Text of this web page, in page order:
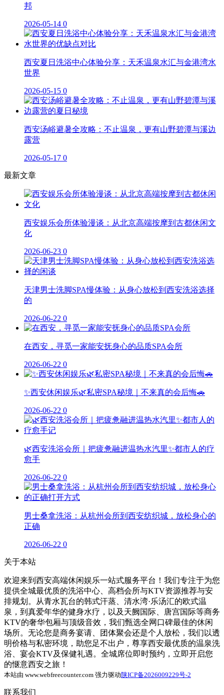
邦
2026-05-14 0
西安夏日洗浴中心体验分享：天禾温泉水汇与金港湾水
世界
2026-05-15 0
西安汤峪避暑全攻略：不止温泉，更有山野碧潭与溪边
露营
2026-05-17 0
最新文章
西安娱乐会所体验漫谈：从北京高端按摩到古都休闲文
化
2026-06-23 0
天津男士洗脚SPA慢体验：从身心放松到西安洗浴选择
的
2026-06-22 0
在西安，寻觅一家能安抚身心的品质SPA会所
2026-06-22 0
✨西安休闲娱乐🌿私密SPA秘境｜不来真的会后悔🚗
2026-06-22 0
🌿西安洗浴会所｜把疲惫融进温热水汽里✨都市人的疗
愈手
2026-06-22 0
男士桑拿洗浴：从杭州会所到西安纺织城，放松身心的
正确
2026-06-22 0
关于本站
欢迎来到西安高端休闲娱乐一站式服务平台！我们专注于为您
提供全城最优质的洗浴中心、高档会所与KTV资源推荐与安
排规划。从青水瓦台的韩式汗蒸、清水湾·乐汤汇的欧式温
泉，到真爱年华的健身水疗，以及天阙国际、唐宫国际等商务
KTV的奢华包厢与顶级音效，我们甄选全网口碑最佳的休闲
场所。无论您是商务宴请、团体聚会还是个人放松，我们以透
明价格与私密环境，助您足不出户，尊享西安最优质的温泉洗
浴、宴会KTV及保健礼遇。全城席位即时预约，立即开启您
的惬意西安之旅！
本站由 www.webfreecounter.com 强力驱动陕ICP备2026009229号-2
联系我们